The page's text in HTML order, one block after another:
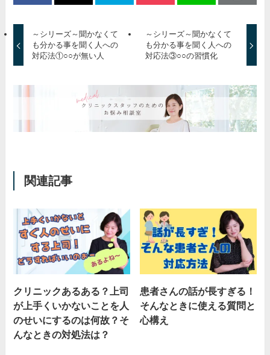
～シリーズ～聞かなくて
も分かる事を聞く人への
対応法①○○が無い人
～シリーズ～聞かなくて
も分かる事を聞く人への
対応法③○○の習慣化
関連記事
クリニックあるある？上司
が上手くいかないことを人
のせいにするのは何故？そ
んなときの対処法は？
患者さんの話が長すぎる！
そんなときに使える質問と
心構え